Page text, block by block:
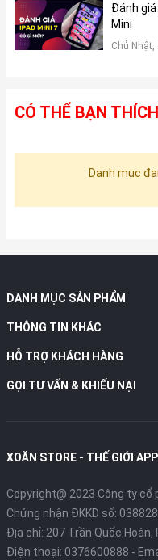
Đánh giá
Mini
Chủ
CÓ THỂ BẠN THÍCH
Danh mục
DANH MỤC SẢN PHẨM
THÔNG TIN KHÁC
HỖ TRỢ KHÁCH HÀNG
GỌI TƯ VẤN & KHIẾU NẠI
XOĂN STORE - THẾ GIỚI
Copyright@ 2023 Công ty
Chứng nhận ĐKKD số:
Địa chỉ: 207 Trần Quốc Hoàn,
Điện thoại: 0376600888 -